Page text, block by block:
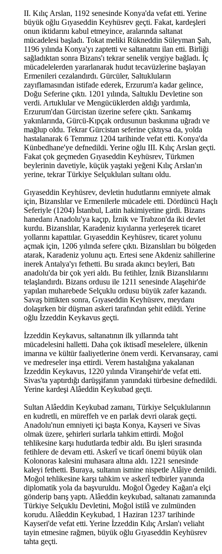
II. Kılıç Arslan, 1192 senesinde Konya'da vefat etti. Yerine
büyük oğlu Gıyaseddin Keyhüsrev geçti. Fakat, kardeşleri
onun iktidarını kabul etmeyince, aralarında saltanat
mücadelesi başladı. Tokat meliki Rükneddin Süleyman Şah,
1196 yılında Konya'yı zaptetti ve saltanatını ilan etti. Birliği
sağladıktan sonra Bizans'ı tekrar senelik vergiye bağladı. İç
mücadelelerden yararlanarak hudut tecavüzlerine başlayan
Ermenileri cezalandırdı. Gürcüler, Saltukluların
zayıflamasından istifade ederek, Erzurum'a kadar gelince,
Doğu Seferine çıktı. 1201 yılında, Saltuklu Devletine son
verdi. Artuklular ve Mengücüklerden aldığı yardımla,
Erzurum'dan Gürcistan üzerine sefere çıktı. Sarıkamış
yakınlarında, Gürcü-Kıpçak ordusunun baskınına uğradı ve
mağlup oldu. Tekrar Gürcistan seferine çıktıysa da, yolda
hastalanarak 6 Temmuz 1204 tarihinde vefat etti. Konya'da
Künbedhane'ye defnedildi. Yerine oğlu III. Kılıç Arslan geçti.
Fakat çok geçmeden Gıyaseddin Keyhüsrev, Türkmen
beylerinin davetiyle, küçük yaştaki yeğeni Kılıç Arslan'ın
yerine, tekrar Türkiye Selçukluları sultanı oldu.
Gıyaseddin Keyhüsrev, devletin hudutlarını emniyete almak
için, Bizanslılar ve Ermenilerle mücadele etti. Dördüncü Haçlı
Seferiyle (1204) İstanbul, Latin hakimiyetine girdi. Bizans
hanedanı Anadolu'ya kaçıp, İznik ve Trabzon'da iki devlet
kurdu. Bizanslılar, Karadeniz kıyılarına yerleşerek ticaret
yollarını kapattılar. Gıyaseddin Keyhüsrev, ticaret yolunu
açmak için, 1206 yılında sefere çıktı. Bizanslıları bu bölgeden
atarak, Karadeniz yolunu açtı. Ertesi sene Akdeniz sahillerine
inerek Antalya'yı fethetti. Bu sırada akıncı beyleri, Batı
anadolu'da bir çok yeri aldı. Bu fetihler, İznik Bizanslılarını
telaşlandırdı. Bizans ordusu ile 1211 senesinde Alaşehir'de
yapılan muharebede Selçuklu ordusu büyük zafer kazandı.
Savaş bittikten sonra, Gıyaseddin Keyhüsrev, meydanı
dolaşırken bir düşman askeri tarafından şehit edildi. Yerine
oğlu İzzeddin Keykavus geçti.
İzzeddin Keykavus, saltanatının ilk yıllarında taht
mücadelesini halletti. Daha çok iktisadî meselelere, ülkenin
imarına ve kültür faaliyetlerine önem verdi. Kervansaray, cami
ve medreseler inşa ettirdi. Verem hastalığına yakalanan
İzzeddin Keykavus, 1220 yılında Viranşehir'de vefat etti.
Sivas'ta yaptırdığı darüşşifanın yanındaki türbesine defnedildi.
Yerine kardeşi Alâeddin Keykubad geçti.
Sultan Alâeddin Keykubad zamanı, Türkiye Selçuklularının
en kudretli, en müreffeh ve en parlak devri olarak geçti.
Anadolu'nun emniyeti içi başta Konya, Kayseri ve Sivas
olmak üzere, şehirleri surlarla tahkim ettirdi. Moğol
tehlikesine karşı hudutlarda tedbir aldı. Bu işleri sırasında
fetihlere de devam etti. Askerî ve ticarî önemi büyük olan
Kolonoras kalesini muhasara altına aldı. 1221 senesinde
kaleyi fethetti. Buraya, sultanın ismine nispetle Alâiye denildi.
Moğol tehlikesine karşı tahkim ve askerî tedbirler yanında
diplomatik yola da başvuruldu. Moğol Ögedey Kağan'a elçi
gönderip barış yaptı. Alâeddin keykubad, saltanatı zamanında
Türkiye Selçuklu Devletini, Moğol istilâ ve zulmünden
korudu. Alâeddin Keykubad, 1 Haziran 1237 tarihinde
Kayseri'de vefat etti. Yerine İzzeddin Kılıç Arslan'ı veliaht
tayin etmesine rağmen, büyük oğlu Gıyaseddin Keyhüsrev
tahta geçti.